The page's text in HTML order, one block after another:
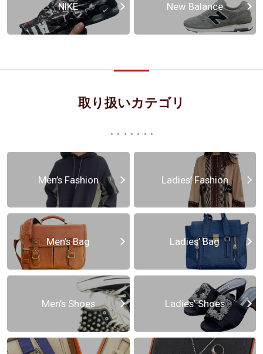
NIKE New Balance
取り扱いカテゴリ
Men’s Fashion Ladies’ Fashion
Men’s Bag Ladies’ Bag
Men’s Shoes Ladies’ Shoes